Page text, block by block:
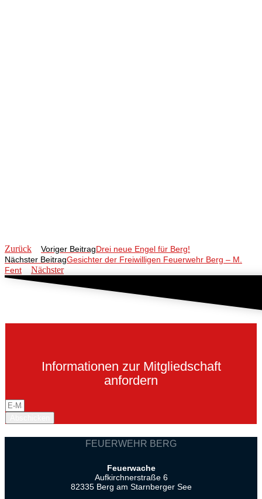
Zurück Voriger BeitragDrei neue Engel für Berg!
Nächster BeitragGesichter der Freiwilligen Feuerwehr Berg – M.
Fent
Nächster
Informationen zur Mitgliedschaft
anfordern
FEUERWEHR BERG
Feuerwache
Aufkirchnerstraße 6
82335 Berg am Starnberger See